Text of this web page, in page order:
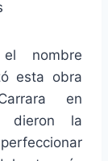
el nombre
esta obra
en
dieron la